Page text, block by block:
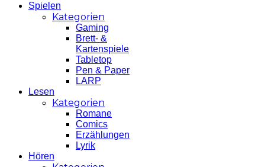
Spielen
Kategorien
Gaming
Brett- &
Kartenspiele
Tabletop
Pen & Paper
LARP
Lesen
Kategorien
Romane
Comics
Erzählungen
Lyrik
Hören